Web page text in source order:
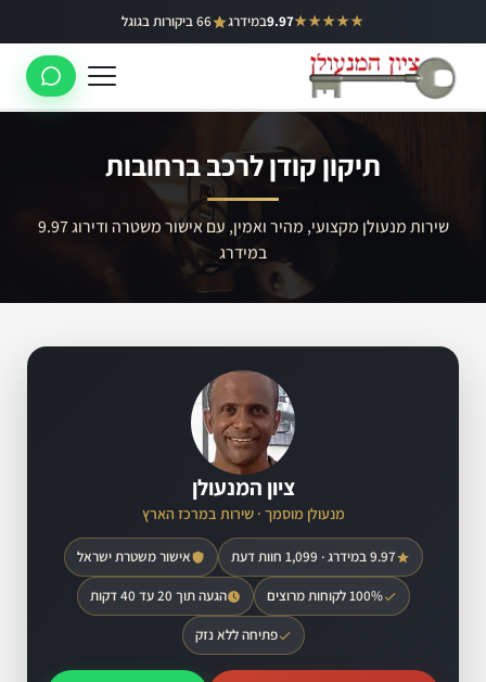
לתוכן
★★★★★
9.97במידרג 66 ביקורות בגוגל באר יעקב
ראשון לציון
רמלה
תיקון קודן לרכב ברחובות
שירות מנעולן מקצועי, מהיר ואמין, עם אישור משטרה ודירוג 9.97
במידרג
ציון המנעולן
מנעולן מוסמך · שירות במרכז הארץ
9.97 במידרג · 1,099 חוות דעת אישור משטרת ישראל
100% לקוחות מרוצים הגעה תוך 20 עד 40 דקות
פתיחה ללא נזק